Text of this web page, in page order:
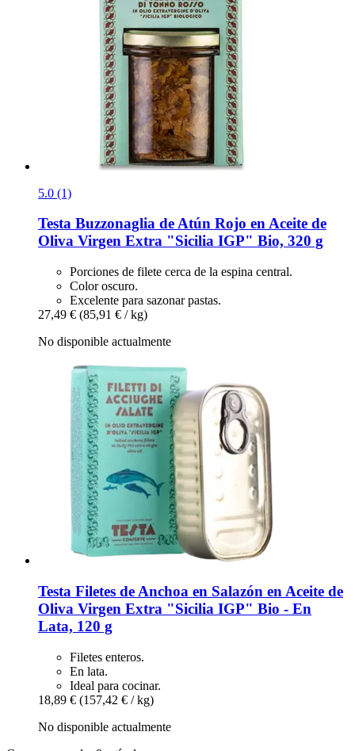
5.0 (1)
Testa Buzzonaglia de Atún Rojo en Aceite de
Oliva Virgen Extra "Sicilia IGP" Bio, 320 g
Porciones de filete cerca de la espina central.
Color oscuro.
Excelente para sazonar pastas.
27,49 € (85,91 € / kg)
No disponible actualmente
Testa Filetes de Anchoa en Salazón en Aceite de
Oliva Virgen Extra "Sicilia IGP" Bio -​ En
Lata, 120 g
Filetes enteros.
En lata.
Ideal para cocinar.
18,89 € (157,42 € / kg)
No disponible actualmente